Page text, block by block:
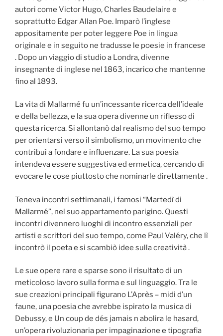
autori come Victor Hugo, Charles Baudelaire e
soprattutto Edgar Allan Poe. Imparò l’inglese
appositamente per poter leggere Poe in lingua
originale e in seguito ne tradusse le poesie in francese
. Dopo un viaggio di studio a Londra, divenne
insegnante di inglese nel 1863, incarico che mantenne
fino al 1893.
La vita di Mallarmé fu un’incessante ricerca dell’ideale
e della bellezza, e la sua opera divenne un riflesso di
questa ricerca. Si allontanò dal realismo del suo tempo
per orientarsi verso il simbolismo, un movimento che
contribuì a fondare e influenzare. La sua poesia
intendeva essere suggestiva ed ermetica, cercando di
evocare le cose piuttosto che nominarle direttamente .
Teneva incontri settimanali, i famosi “Martedì di
Mallarmé”, nel suo appartamento parigino. Questi
incontri divennero luoghi di incontro essenziali per
artisti e scrittori del suo tempo, come Paul Valéry, che lì
incontrò il poeta e si scambiò idee sulla creatività .
Le sue opere rare e sparse sono il risultato di un
meticoloso lavoro sulla forma e sul linguaggio. Tra le
sue creazioni principali figurano L’Après – midi d’un
faune, una poesia che avrebbe ispirato la musica di
Debussy, e Un coup de dés jamais n abolira le hasard,
un’opera rivoluzionaria per impaginazione e tipografia